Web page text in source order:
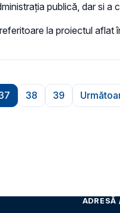
publică, dar si a
la proiectul aflat
PaginaPagina
38
Pagina
39
ADRESĂ